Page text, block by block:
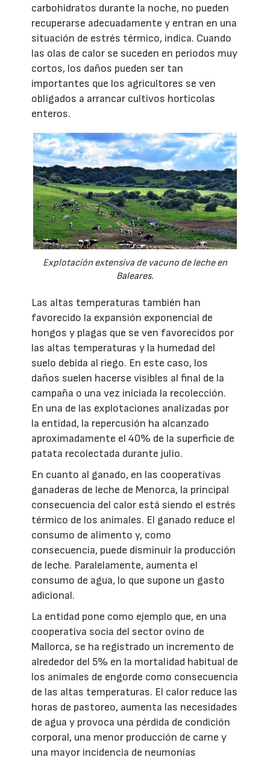
carbohidratos durante la noche, no pueden
recuperarse adecuadamente y entran en una
situación de estrés térmico, indica. Cuando
las olas de calor se suceden en periodos muy
cortos, los daños pueden ser tan
importantes que los agricultores se ven
obligados a arrancar cultivos hortícolas
enteros.
Explotación extensiva de vacuno de leche en
Baleares.
Las altas temperaturas también han
favorecido la expansión exponencial de
hongos y plagas que se ven favorecidos por
las altas temperaturas y la humedad del
suelo debida al riego. En este caso, los
daños suelen hacerse visibles al final de la
campaña o una vez iniciada la recolección.
En una de las explotaciones analizadas por
la entidad, la repercusión ha alcanzado
aproximadamente el 40% de la superficie de
patata recolectada durante julio.
En cuanto al ganado, en las cooperativas
ganaderas de leche de Menorca, la principal
consecuencia del calor está siendo el estrés
térmico de los animales. El ganado reduce el
consumo de alimento y, como
consecuencia, puede disminuir la producción
de leche. Paralelamente, aumenta el
consumo de agua, lo que supone un gasto
adicional.
La entidad pone como ejemplo que, en una
cooperativa socia del sector ovino de
Mallorca, se ha registrado un incremento de
alrededor del 5% en la mortalidad habitual de
los animales de engorde como consecuencia
de las altas temperaturas. El calor reduce las
horas de pastoreo, aumenta las necesidades
de agua y provoca una pérdida de condición
corporal, una menor producción de carne y
una mayor incidencia de neumonías